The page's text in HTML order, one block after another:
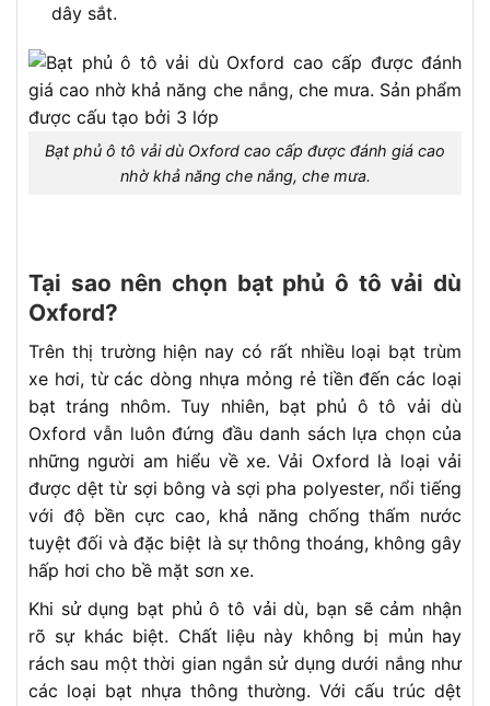
dây sắt.
Bạt phủ ô tô vải dù Oxford cao cấp được đánh giá cao
nhờ khả năng che nắng, che mưa.
Tại sao nên chọn bạt phủ ô tô vải dù
Oxford?
Trên thị trường hiện nay có rất nhiều loại bạt trùm
xe hơi, từ các dòng nhựa mỏng rẻ tiền đến các loại
bạt tráng nhôm. Tuy nhiên, bạt phủ ô tô vải dù
Oxford vẫn luôn đứng đầu danh sách lựa chọn của
những người am hiểu về xe. Vải Oxford là loại vải
được dệt từ sợi bông và sợi pha polyester, nổi tiếng
với độ bền cực cao, khả năng chống thấm nước
tuyệt đối và đặc biệt là sự thông thoáng, không gây
hấp hơi cho bề mặt sơn xe.
Khi sử dụng bạt phủ ô tô vải dù, bạn sẽ cảm nhận
rõ sự khác biệt. Chất liệu này không bị mủn hay
rách sau một thời gian ngắn sử dụng dưới nắng như
các loại bạt nhựa thông thường. Với cấu trúc dệt